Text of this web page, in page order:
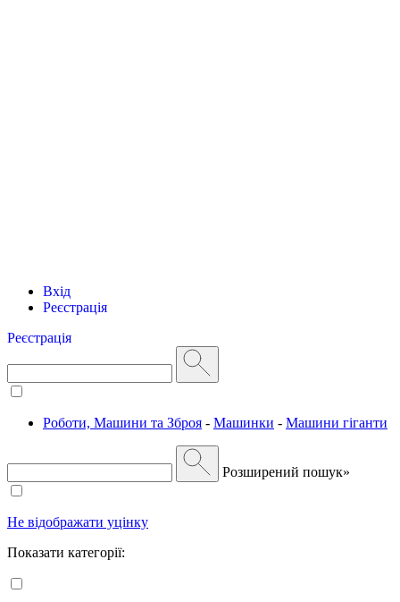
Вхід
Реєстрація
Реєстрація
Роботи, Машини та Зброя - Машинки - Машини гіганти
Розширений пошук»
Не відображати уцінку
Показати категорії: